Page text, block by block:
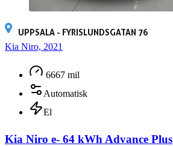
UPPSALA - FYRISLUNDSGATAN 76
Kia Niro, 2021
6667 mil
Automatisk
El
Kia Niro e- 64 kWh Advance Plus